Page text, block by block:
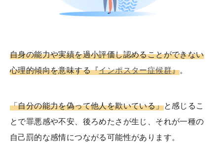
自身の能力や実績を過小評価し認めることができない
心理的傾向を意味する『インポスター症候群』。
「自分の能力を偽って他人を欺いている」と感じるこ
とで罪悪感や不安、後ろめたさが生じ、それが一種の
自己罰的な感情につながる可能性があります。